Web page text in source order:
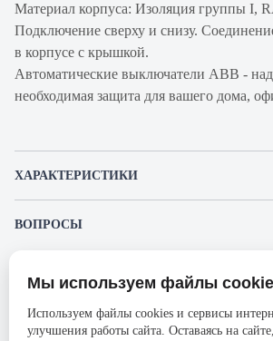
Материал корпуса: Изоляция группы I,
Подключение сверху и снизу.
в корпусе с крышкой.
Автоматические выключатели ABB -
необходимая защита для вашего дома,
ХАРАКТЕРИСТИКИ
Производитель
Серия
ВОПРОСЫ
Пожалуйста, авторизуйтесь, чтобы
Представленные изображения и характеристики могут
без предварительного уведомления. Компания
ответственности в случае не соответствия текущей
Мы используем файлы cookie
Используем файлы cookies и сервисы
улучшения работы сайта. Оставаясь на